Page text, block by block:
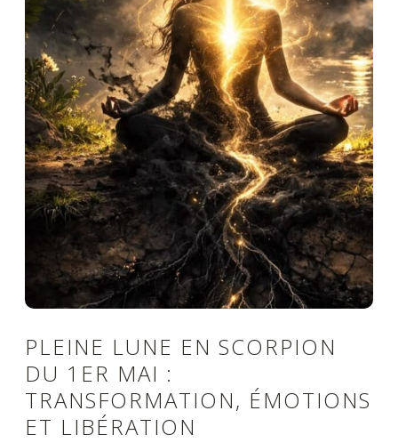
PLEINE LUNE EN SCORPION
DU 1ER MAI :
TRANSFORMATION, ÉMOTIONS
ET LIBÉRATION